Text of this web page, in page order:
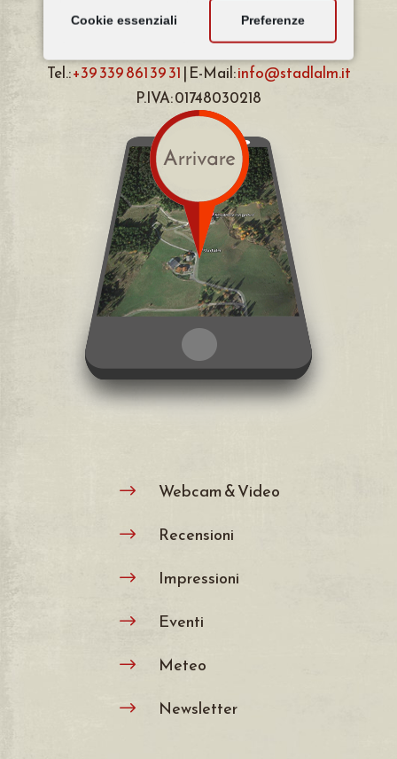
Cookie essenziali Preferenze
Famiglia Kircher
I-39056 Nova Levante | Karerseestraße 128
Tel.:+39 339 861 39 31| E-Mail:info@stadlalm.it
P.IVA: 01748030218
$ Webcam & Video
$ Recensioni
$ Impressioni
$ Eventi
$ Meteo
$ Newsletter